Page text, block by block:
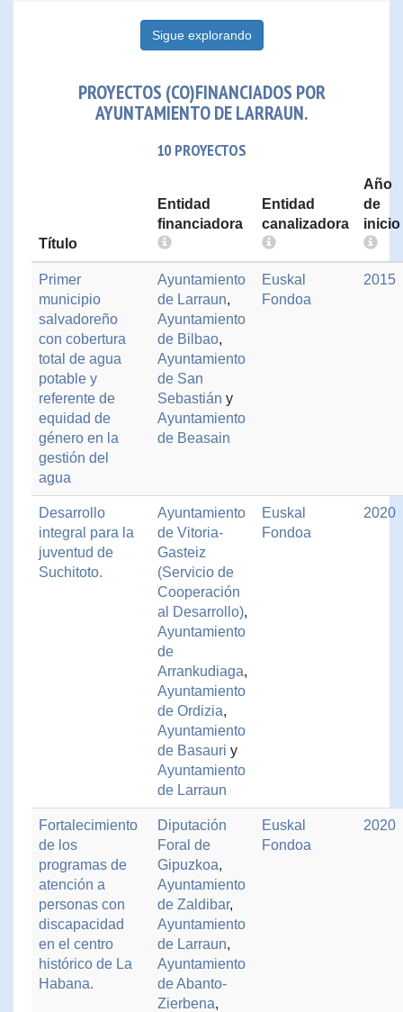
Sigue explorando
PROYECTOS (CO)FINANCIADOS POR
AYUNTAMIENTO DE LARRAUN.
10 PROYECTOS
Título
Entidad
financiadora
Entidad
canalizadora
Año
de
inicio
Primer
municipio
salvadoreño
con cobertura
total de agua
potable y
referente de
equidad de
género en la
gestión del
agua
Ayuntamiento
de Larraun,
Ayuntamiento
de Bilbao,
Ayuntamiento
de San
Sebastián y
Ayuntamiento
de Beasain
Euskal
Fondoa
2015
Desarrollo
integral para la
juventud de
Suchitoto.
Ayuntamiento
de Vitoria-
Gasteiz
(Servicio de
Cooperación
al Desarrollo),
Ayuntamiento
de
Arrankudiaga,
Ayuntamiento
de Ordizia,
Ayuntamiento
de Basauri y
Ayuntamiento
de Larraun
Euskal
Fondoa
2020
Fortalecimiento
de los
programas de
atención a
personas con
discapacidad
en el centro
histórico de La
Habana.
Diputación
Foral de
Gipuzkoa,
Ayuntamiento
de Zaldibar,
Ayuntamiento
de Larraun,
Ayuntamiento
de Abanto-
Zierbena,
Euskal
Fondoa
2020